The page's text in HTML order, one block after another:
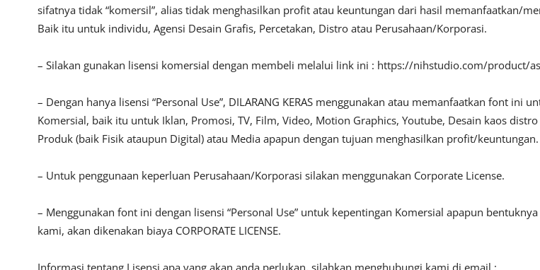
sifatnya tidak “komersil”, alias tidak menghasilkan profit atau keuntungan dari hasil memanfaatkan/
Baik itu untuk individu, Agensi Desain Grafis, Percetakan, Distro atau Perusahaan/Korporasi.
– Silakan gunakan lisensi komersial dengan membeli melalui link ini : https://nihstudio.com/product/
– Dengan hanya lisensi “Personal Use”, DILARANG KERAS menggunakan atau memanfaatkan font ini
Komersial, baik itu untuk Iklan, Promosi, TV, Film, Video, Motion Graphics, Youtube, Desain kaos
Produk (baik Fisik ataupun Digital) atau Media apapun dengan tujuan menghasilkan profit/keuntungan.
– Untuk penggunaan keperluan Perusahaan/Korporasi silakan menggunakan Corporate License.
– Menggunakan font ini dengan lisensi “Personal Use” untuk kepentingan Komersial apapun bentuknya
kami, akan dikenakan biaya CORPORATE LICENSE.